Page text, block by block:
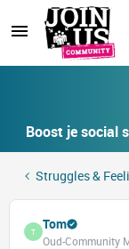
Boost je social
Struggles &
T Tom
Oud-Community